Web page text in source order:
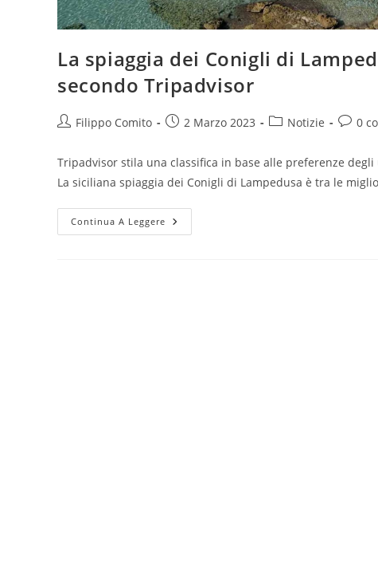
La spiaggia dei Conigli di
secondo Tripadvisor
AutoreFilippo Comito
Articolo2 Marzo 2023
Categoria
Notizie 0
Tripadvisor stila una classifica in base alle preferenze
La siciliana spiaggia dei Conigli di Lampedusa è tra le
Continua A Leggere La
Spiaggia